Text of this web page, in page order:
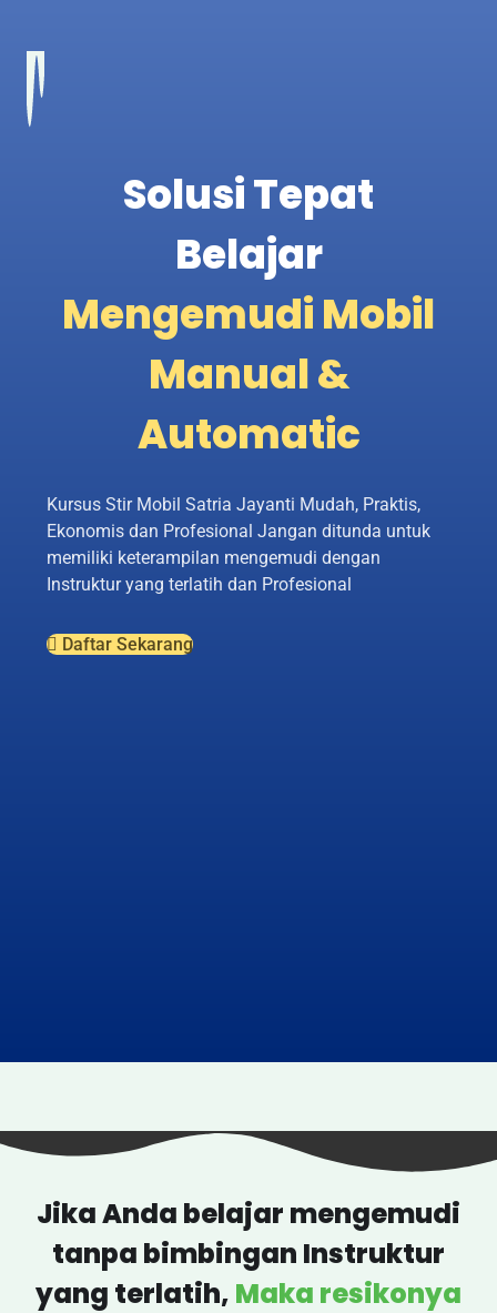
Solusi Tepat
Belajar
Mengemudi Mobil
Manual &
Automatic
Kursus Stir Mobil Satria Jayanti Mudah, Praktis,
Ekonomis dan Profesional Jangan ditunda untuk
memiliki keterampilan mengemudi dengan
Instruktur yang terlatih dan Profesional
Daftar Sekarang
Jika Anda belajar mengemudi
tanpa bimbingan Instruktur
yang terlatih, Maka resikonya